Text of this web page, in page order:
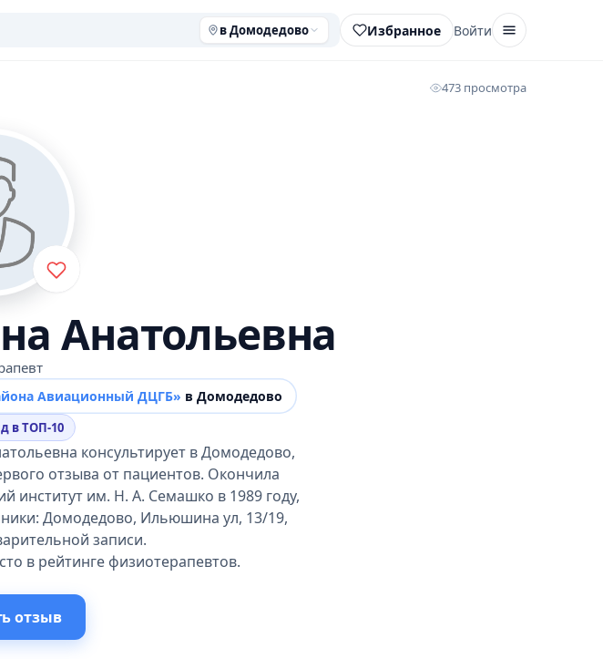
в Домодедово Избранное Войти
473 просмотра
Анатольевна
Авиационный ДЦГБ» в Домодедово
в ТОП-10
консультирует в Домодедово,
отзыва от пациентов. Окончила
институт им. Н. А. Семашко в 1989 году,
Домодедово, Ильюшина ул, 13/19,
записи.
в рейтинге физиотерапевтов.
отзыв